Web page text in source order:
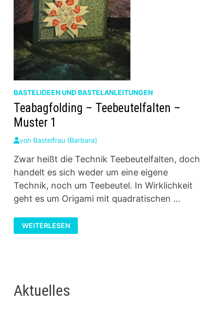
BASTELIDEEN UND BASTELANLEITUNGEN
Teabagfolding – Teebeutelfalten –
Muster 1
von Bastelfrau (Barbara)
Zwar heißt die Technik Teebeutelfalten, doch
handelt es sich weder um eine eigene
Technik, noch um Teebeutel. In Wirklichkeit
geht es um Origami mit quadratischen …
TEABAGFOLDING
–
TEEBEUTELFALTEN
WEITERLESEN
Aktuelles